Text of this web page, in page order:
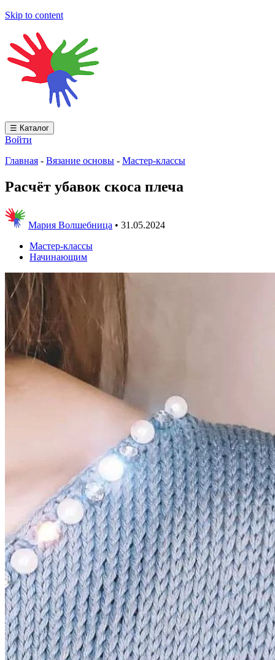
Skip to content
☰ Каталог
Войти
Главная - Вязание основы - Мастер-классы
Расчёт убавок скоса плеча
Мария Волшебница • 31.05.2024
Мастер-классы
Начинающим